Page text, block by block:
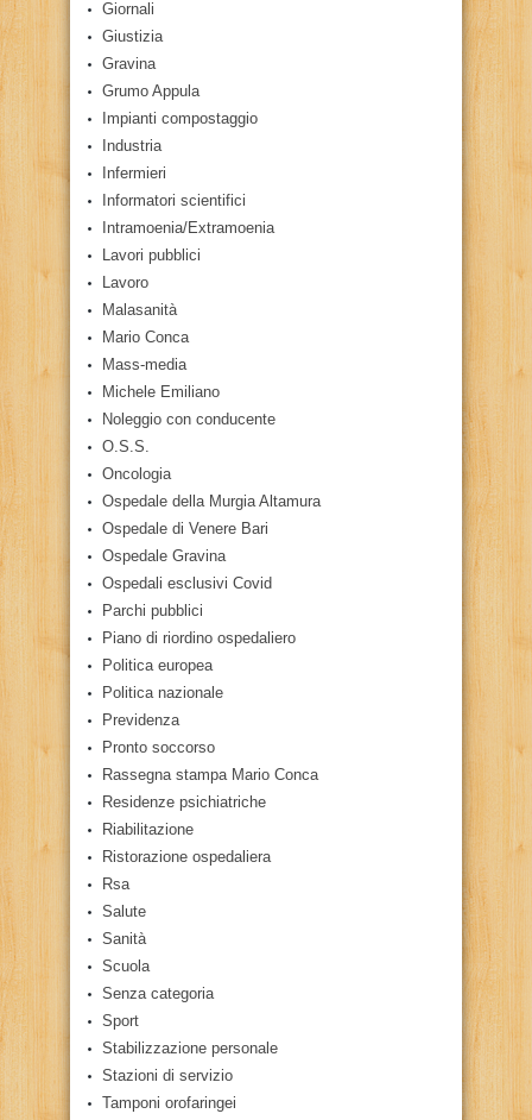
Giornali
Giustizia
Gravina
Grumo Appula
Impianti compostaggio
Industria
Infermieri
Informatori scientifici
Intramoenia/Extramoenia
Lavori pubblici
Lavoro
Malasanità
Mario Conca
Mass-media
Michele Emiliano
Noleggio con conducente
O.S.S.
Oncologia
Ospedale della Murgia Altamura
Ospedale di Venere Bari
Ospedale Gravina
Ospedali esclusivi Covid
Parchi pubblici
Piano di riordino ospedaliero
Politica europea
Politica nazionale
Previdenza
Pronto soccorso
Rassegna stampa Mario Conca
Residenze psichiatriche
Riabilitazione
Ristorazione ospedaliera
Rsa
Salute
Sanità
Scuola
Senza categoria
Sport
Stabilizzazione personale
Stazioni di servizio
Tamponi orofaringei